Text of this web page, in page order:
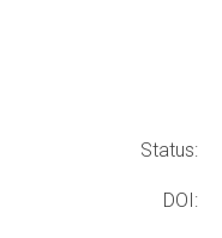
Status:
DOI: